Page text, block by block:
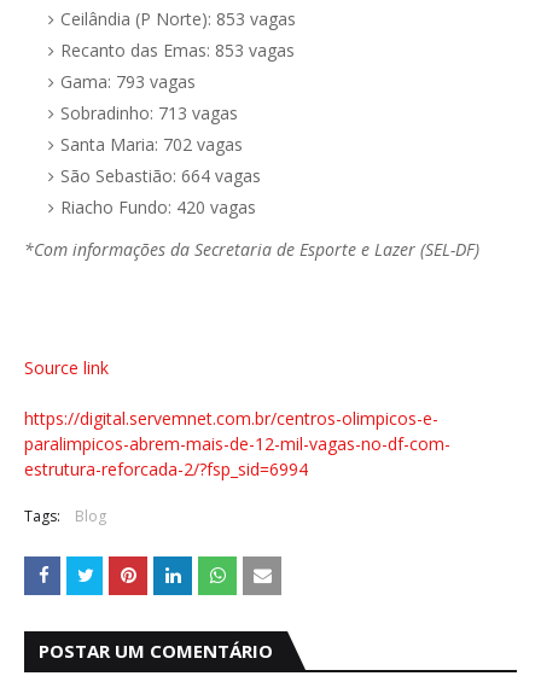
Ceilândia (P Norte): 853 vagas
Recanto das Emas: 853 vagas
Gama: 793 vagas
Sobradinho: 713 vagas
Santa Maria: 702 vagas
São Sebastião: 664 vagas
Riacho Fundo: 420 vagas
*Com informações da Secretaria de Esporte e Lazer (SEL-DF)
Source link
https://digital.servemnet.com.br/centros-olimpicos-e-
paralimpicos-abrem-mais-de-12-mil-vagas-no-df-com-
estrutura-reforcada-2/?fsp_sid=6994
Tags: Blog
POSTAR UM COMENTÁRIO